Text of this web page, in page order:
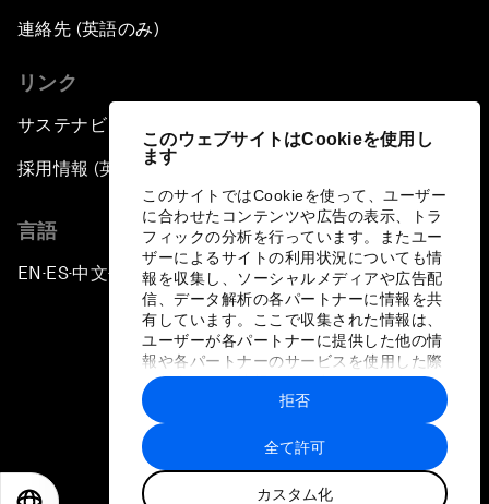
このウェブサイトはCookieを使用し
ます
このサイトではCookieを使って、ユーザー
に合わせたコンテンツや広告の表示、トラ
フィックの分析を行っています。またユー
ザーによるサイトの利用状況についても情
報を収集し、ソーシャルメディアや広告配
信、データ解析の各パートナーに情報を共
有しています。ここで収集された情報は、
ユーザーが各パートナーに提供した他の情
報や各パートナーのサービスを使用した際
に収集された情報と組み合わされ、各パー
トナーによって使用されることがありま
す。
全て許可
カスタム化
拒否
連絡先 (英語のみ)
リンク
サステナビリティへの取り組み
採用情報 (英語のみ)
言語
EN ▪ES▪中文▪ 日本語
プライバシーポリシーと利用規約
サイトマップ